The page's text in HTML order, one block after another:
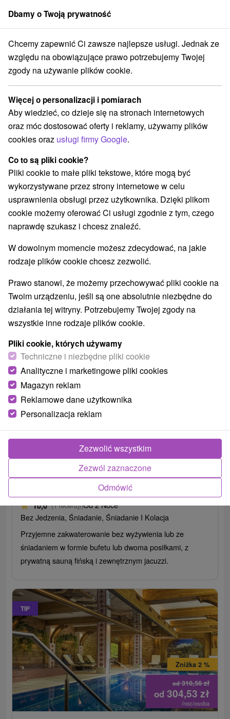
członek grupySorger
Ferie wiosenne Východné Slovensko Prešovský kraj Ždiar
Ferie wiosenne Ždiar
Kategorie
Wszystkie kategorie
Pobyty z rabatem(3)
Wellness pobyty(5) Wyjazdy weekendowe
Romantyczne wypady
Wakacje rodzinne(5)
Wybierz lokalizację lub datę
Najlepiej sprzedające
WSZYSTKO TOP - BESTSELLERY NAJTAŃSZE
Relaks w chacie z widokiem na Bielskie
Szczyty w spokojnej okolicy we wsi Ždiar
Mountain resort Chalets Ždiar
10,0 (1 recenzji)Od 2 Noce
Bez Jedzenia, Śniadanie, Śniadanie I Kolacja
Przyjemne zakwaterowanie bez wyżywienia lub ze
śniadaniem w formie bufetu lub dwoma posiłkami, z
prywatną sauną fińską i zewnętrznym jacuzzi.
TIP
od310,56zł
Zniżka 2 %
od 304,53 zł
/noc/osoba
Dbamy o Twoją prywatność
Chcemy zapewnić Ci zawsze najlepsze usługi. Jednak ze
względu na obowiązujące prawo potrzebujemy Twojej
zgody na używanie plików cookie.
Więcej o personalizacji i pomiarach
Aby wiedzieć, co dzieje się na stronach internetowych
oraz móc dostosować oferty i reklamy, używamy plików
cookies oraz usługi firmy Google.
Co to są pliki cookie?
Pliki cookie to małe pliki tekstowe, które mogą być
wykorzystywane przez strony internetowe w celu
usprawnienia obsługi przez użytkownika. Dzięki plikom
cookie możemy oferować Ci usługi zgodnie z tym, czego
naprawdę szukasz i chcesz znaleźć.
W dowolnym momencie możesz zdecydować, na jakie
rodzaje plików cookie chcesz zezwolić.
Prawo stanowi, że możemy przechowywać pliki cookie na
Twoim urządzeniu, jeśli są one absolutnie niezbędne do
działania tej witryny. Potrzebujemy Twojej zgody na
wszystkie inne rodzaje plików cookie.
Pliki cookie, których używamy
Techniczne i niezbędne pliki cookie
Analityczne i marketingowe pliki cookies
Magazyn reklam
Reklamowe dane użytkownika
Personalizacja reklam
Odmówić
Zezwól zaznaczone
Zezwolić wszystkim